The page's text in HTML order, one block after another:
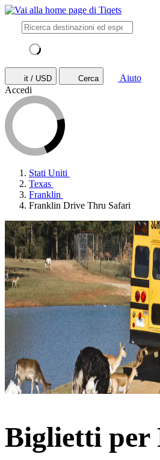
it / USD Cerca
Aiuto
Accedi
Stati Uniti
Texas
Franklin
Franklin Drive Thru Safari
Biglietti